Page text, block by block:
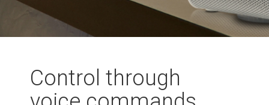
Control through